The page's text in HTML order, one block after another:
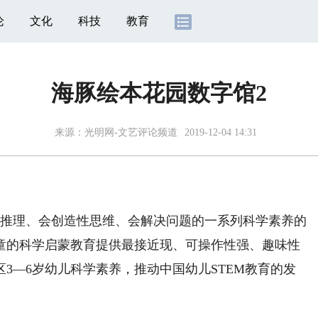
文化 科技 教育
海豚绘本花园数字馆2
来源： 光明网-文艺评论频道 2019-12-04 14:31
、会创造性思维、会解决问题的一系列科学素养的
科学启蒙教育提供最接近现、可操作性强、趣味性
岁幼儿科学素养，推动中国幼儿STEM教育的发